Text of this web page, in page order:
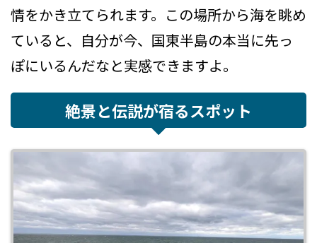
情をかき立てられます。この場所から海を眺め
ていると、自分が今、国東半島の本当に先っ
ぽにいるんだなと実感できますよ。
絶景と伝説が宿るスポット